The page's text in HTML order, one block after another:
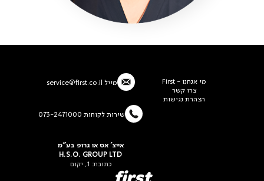
מי אנחנו - First
צרו קשר
הצהרת נגישות
מייל service@first.co.il
שירות לקוחות 073-2471000
אייצ' אס או גרופ בע"מ
H.S.O. GROUP LTD
כתובת: 1, יקום